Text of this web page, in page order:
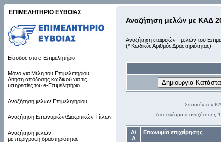
ΕΠΙΜΕΛΗΤΗΡΙΟ ΕΥΒΟΙΑΣ
Είσοδος στο e-Επιμελητήριο
Μόνο για Μέλη του Επιμελητηρίου:
Αίτηση απόδοσης κωδικού για τις
υπηρεσίες του e-Επιμελητήριο
Αναζήτηση μελών Επιμελητηρίου
Αναζήτηση Επωνυμιών/Διακριτικών Τίτλων
Αναζήτηση μελών
με περιγραφή δραστηριότητας
Αναζήτηση μελών με ΚΑΔ
Αναζήτηση εταιρειών - μελών του
(* Κωδικός Αριθμός Δραστηριότητας)
Σε αυτόν τον
Αποτελέσματα αναζήτησης 1
Α/
Α
Επωνυμία επιχείρησης